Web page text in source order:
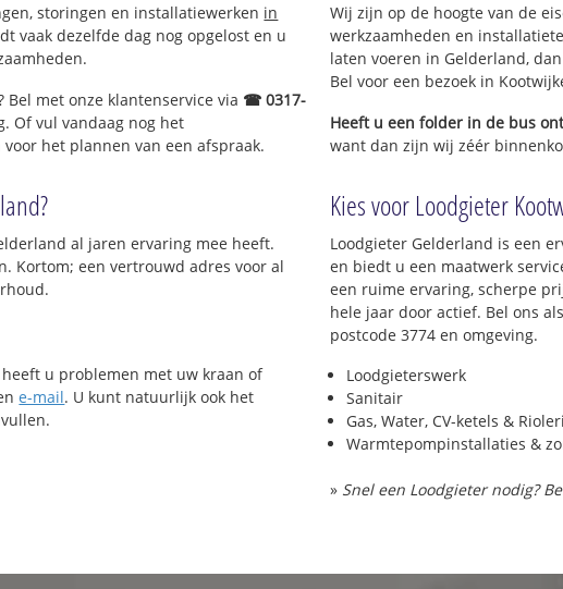
storingen en installatiewerken in
vaak dezelfde dag nog opgelost en u
Bel met onze klantenservice via ☎ 0317-
Of vul vandaag nog het
het plannen van een afspraak.
al jaren ervaring mee heeft.
Kortom; een vertrouwd adres voor al
u problemen met uw kraan of
e-mail. U kunt natuurlijk ook het
Wij zijn op de hoogte van de
werkzaamheden en
laten voeren in Gelderland,
Bel voor een bezoek in
Heeft u een folder in de bus
want dan zijn wij zéér
Kies voor Loodgieter
Loodgieter Gelderland is een
en biedt u een maatwerk
een ruime ervaring, scherpe
hele jaar door actief. Bel ons
postcode 3774 en omgeving.
Loodgieterswerk
Sanitair
Gas, Water, CV-ketels &
Warmtepompinstallaties &
» Snel een Loodgieter nodig?